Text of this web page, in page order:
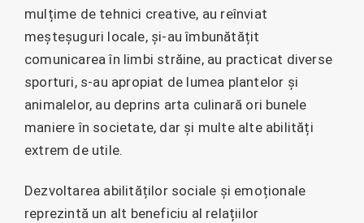
mulțime de tehnici creative, au reînviat
meșteșuguri locale, și-au îmbunătățit
comunicarea în limbi străine, au practicat diverse
sporturi, s-au apropiat de lumea plantelor și
animalelor, au deprins arta culinară ori bunele
maniere în societate, dar și multe alte abilități
extrem de utile.
Dezvoltarea abilităților sociale și emoționale
reprezintă un alt beneficiu al relațiilor